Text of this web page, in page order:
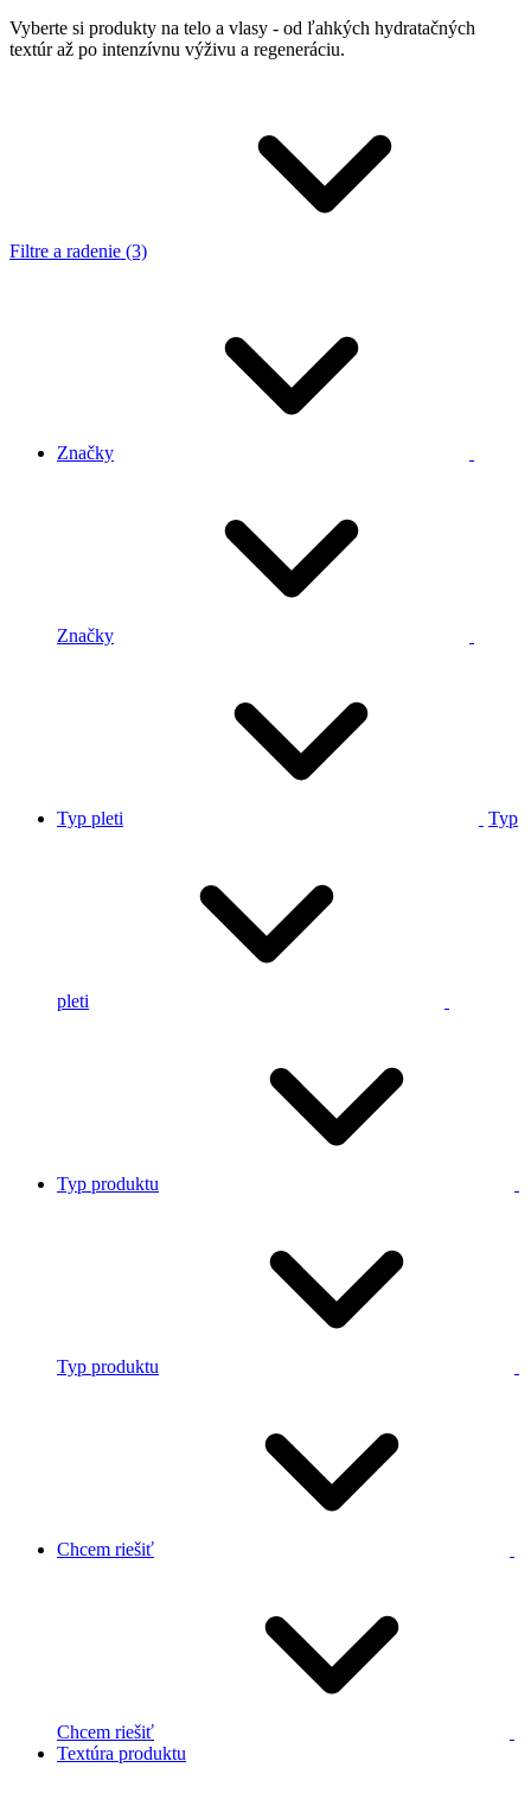
Vyberte si produkty na telo a vlasy - od ľahkých hydratačných
textúr až po intenzívnu výživu a regeneráciu.
Filtre a radenie (3)
Značky
Značky
Typ pleti Typ
pleti
Typ produktu
Typ produktu
Chcem riešiť
Chcem riešiť
Textúra produktu